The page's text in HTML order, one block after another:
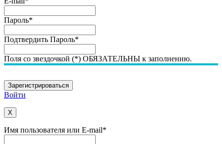
Пароль*
Подтвердить Пароль*
Поля со звездочкой (*) ОБЯЗАТЕЛЬНЫ к заполнению.
Войти
X
Имя пользователя или E-mail*